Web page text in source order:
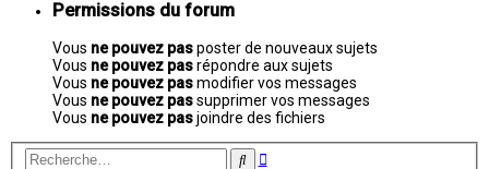
Permissions du forum
Vous ne pouvez pasposter de nouveaux sujets
Vous ne pouvez pasrépondre aux sujets
Vous ne pouvez pasmodifier vos messages
Vous ne pouvez passupprimer vos messages
Vous ne pouvez pasjoindre des fichiers
Rechercher
Recherche